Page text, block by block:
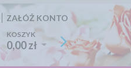
ZAŁÓŻ KONTO
KOSZYK
0,00 zł